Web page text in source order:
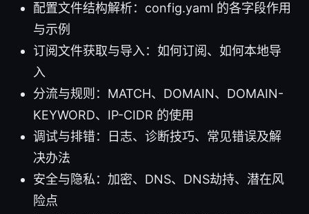
配置文件结构解析：config.yaml 的各字段作用
与示例
订阅文件获取与导入：如何订阅、如何本地导
入
分流与规则：MATCH、DOMAIN、DOMAIN-
KEYWORD、IP-CIDR 的使用
调试与排错：日志、诊断技巧、常见错误及解
决办法
安全与隐私：加密、DNS、DNS劫持、潜在风
险点